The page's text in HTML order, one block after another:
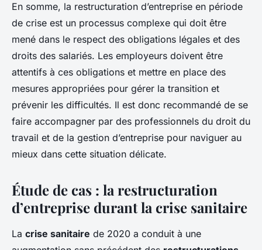
En somme, la restructuration d’entreprise en période
de crise est un processus complexe qui doit être
mené dans le respect des obligations légales et des
droits des salariés. Les employeurs doivent être
attentifs à ces obligations et mettre en place des
mesures appropriées pour gérer la transition et
prévenir les difficultés. Il est donc recommandé de se
faire accompagner par des professionnels du droit du
travail et de la gestion d’entreprise pour naviguer au
mieux dans cette situation délicate.
Étude de cas : la restructuration
d’entreprise durant la crise sanitaire
La crise sanitaire de 2020 a conduit à une